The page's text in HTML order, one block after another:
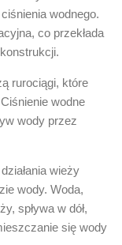
wodnego.
co przekłada
rurociągi, które
wodne
wody przez
wieży
wody. Woda,
spływa w dół,
się wody